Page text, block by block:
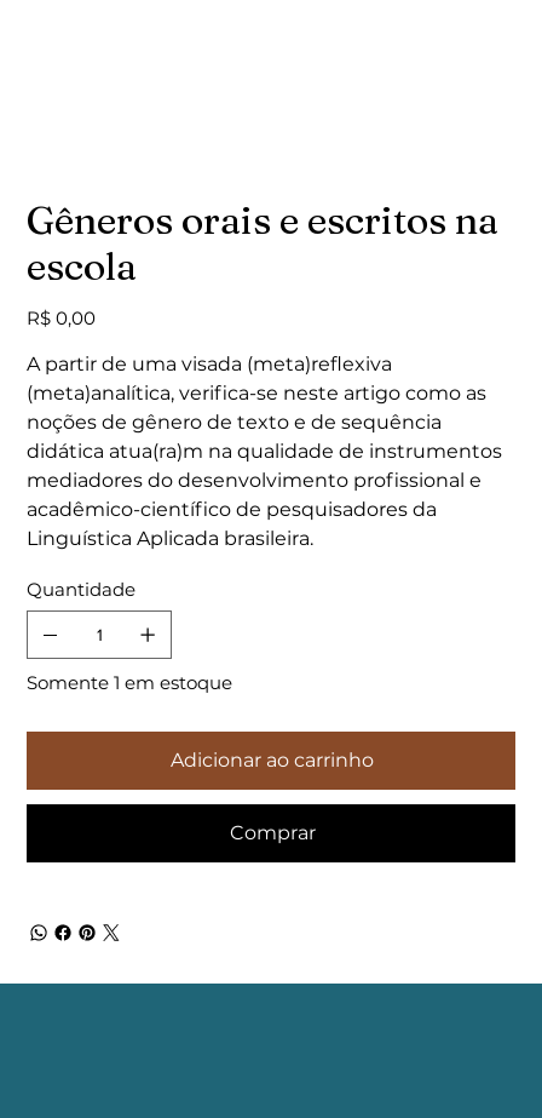
Gêneros orais e escritos na
escola
Preço
R$ 0,00
A partir de uma visada (meta)reflexiva
(meta)analítica, verifica-se neste artigo como as
noções de gênero de texto e de sequência
didática atua(ra)m na qualidade de instrumentos
mediadores do desenvolvimento profissional e
acadêmico-científico de pesquisadores da
Linguística Aplicada brasileira.
Quantidade
Somente 1 em estoque
Adicionar ao carrinho
Comprar